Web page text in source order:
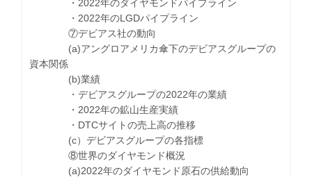
・2022年のダイヤモンドパイプライン
・2022年のLGDパイプライン
⑦デビアス社の動向
(a)アングロアメリカ傘下のデビアスグループの
資本関係
(b)業績
・デビアスグループの2022年の業績
・2022年の鉱山生産実績
・DTCサイトの売上高の推移
(c）デビアスグループの各指標
⑧世界のダイヤモンド概況
(a)2022年のダイヤモンド原石の供給動向